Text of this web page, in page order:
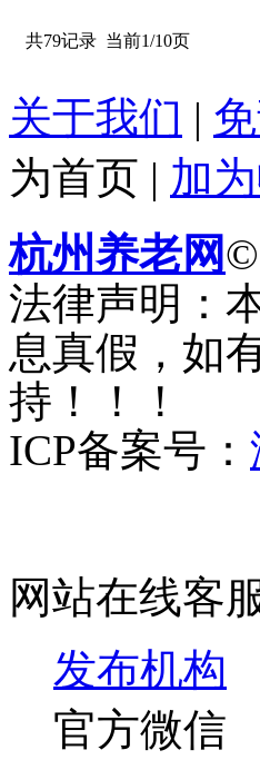
共79记录 当前1/10页
关于我们 |
为首页 | 加
杭州养老网©
法律声明：
息真假，如
持！！！
ICP备案号：
网站在线客
发布机构
官方微信